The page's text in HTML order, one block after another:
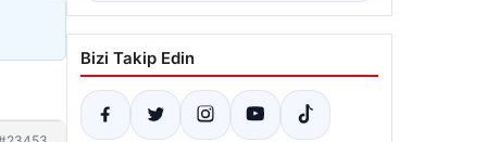
Bizi Takip Edin